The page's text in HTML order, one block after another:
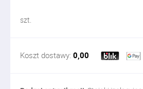
szt.
Koszt dostawy: 0,00